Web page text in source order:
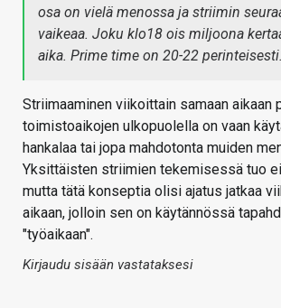
osa on vielä menossa ja striimin
vaikeaa. Joku klo18 ois miljoona
aika. Prime time on 20-22 perinteisesti.
Striimaaminen viikoittain samaan aikaan
toimistoaikojen ulkopuolella on vaan
hankalaa tai jopa mahdotonta muiden
Yksittäisten striimien tekemisessä tuo
mutta tätä konseptia olisi ajatus jatkaa
aikaan, jolloin sen on käytännössä
"työaikaan".
Kirjaudu sisään vastataksesi